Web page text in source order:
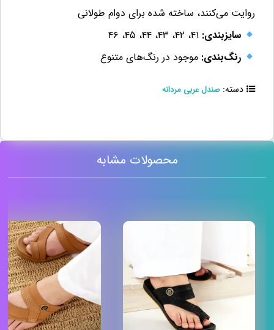
روایت می‌کنند، ساخته شده برای دوام طولانی
سایزبندی: ۴۱، ۴۲، ۴۳، ۴۴، ۴۵، ۴۶
رنگ‌بندی: موجود در رنگ‌های متنوع
دسته: صندل عربی مردانه
محصولات مشابه